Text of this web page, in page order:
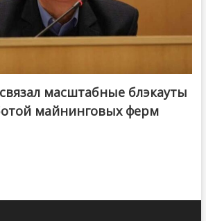
масштабные блэкауты
майнинговых ферм